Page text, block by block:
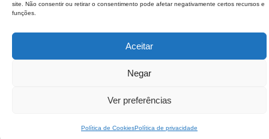
site. Não consentir ou retirar o consentimento pode afetar negativamente certos recursos e
funções.
Aceitar
Negar
Ver preferências
Política de CookiesPolítica de privacidade